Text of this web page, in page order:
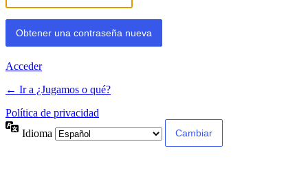
Acceder
← Ir a ¿Jugamos o qué?
Política de privacidad
Idioma